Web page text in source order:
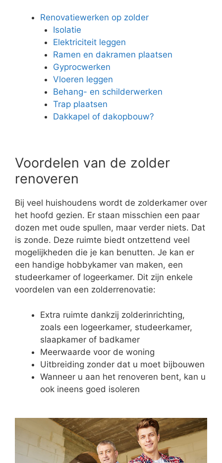
Renovatiewerken op zolder
Isolatie
Elektriciteit leggen
Ramen en dakramen plaatsen
Gyprocwerken
Vloeren leggen
Behang- en schilderwerken
Trap plaatsen
Dakkapel of dakopbouw?
Voordelen van de zolder
renoveren
Bij veel huishoudens wordt de zolderkamer over
het hoofd gezien. Er staan misschien een paar
dozen met oude spullen, maar verder niets. Dat
is zonde. Deze ruimte biedt ontzettend veel
mogelijkheden die je kan benutten. Je kan er
een handige hobbykamer van maken, een
studeerkamer of logeerkamer. Dit zijn enkele
voordelen van een zolderrenovatie:
Extra ruimte dankzij zolderinrichting,
zoals een logeerkamer, studeerkamer,
slaapkamer of badkamer
Meerwaarde voor de woning
Uitbreiding zonder dat u moet bijbouwen
Wanneer u aan het renoveren bent, kan u
ook ineens goed isoleren